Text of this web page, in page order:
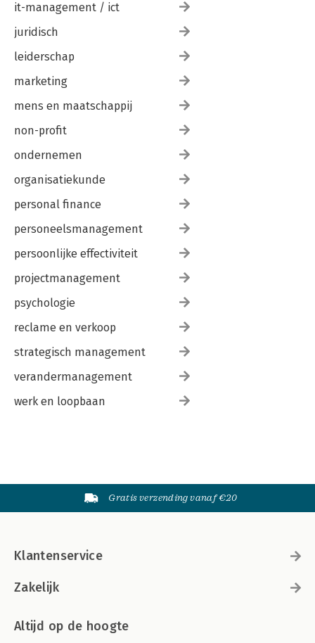
it-management / ict
juridisch
leiderschap
marketing
mens en maatschappij
non-profit
ondernemen
organisatiekunde
personal finance
personeelsmanagement
persoonlijke effectiviteit
projectmanagement
psychologie
reclame en verkoop
strategisch management
verandermanagement
werk en loopbaan
Gratis verzending vanaf €20
Klantenservice
Zakelijk
Altijd op de hoogte